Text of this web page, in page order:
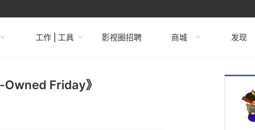
工作 | 工具 影视圈招聘 商城 发现
Friday》